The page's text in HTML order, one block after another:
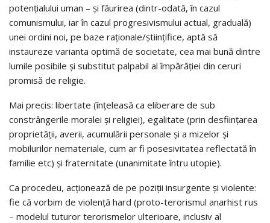
potențialului uman – și făurirea (dintr-odată, în cazul
comunismului, iar în cazul progresivismului actual, graduală)
unei ordini noi, pe baze raționale/științifice, aptă să
instaureze varianta optimă de societate, cea mai bună dintre
lumile posibile și substitut palpabil al împărăției din ceruri
promisă de religie.
Mai precis: libertate (înțeleasă ca eliberare de sub
constrângerile moralei și religiei), egalitate (prin desființarea
proprietății, averii, acumulării personale și a mizelor și
mobilurilor nemateriale, cum ar fi posesivitatea reflectată în
familie etc) și fraternitate (unanimitate întru utopie).
Ca procedeu, acționează de pe poziții insurgente și violente:
fie că vorbim de violență hard (proto-terorismul anarhist rus
– modelul tuturor terorismelor ulterioare, inclusiv al